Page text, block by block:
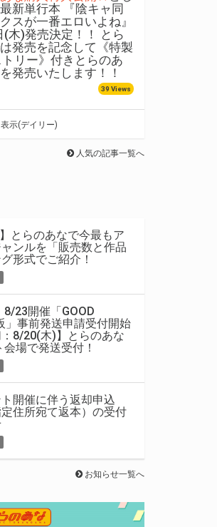
新単行本 『陰キャ同
スが一番エロいよね』
木)発売決定！！ とら
発売を記念して《特製
リー》付きとらのあ
発売いたします！！
39 Views
示(デイリー)
人気の記事一覧へ
とらのあなで今最もア
ンルを「販売数と作品
形式でご紹介！
8/23開催「GOOD
」事前発送申請受付開始
8/20(木)】とらのあな
場で発送受付！
ト開催に伴う返却申込
定住所宛て返本）の受付
お知らせ一覧へ